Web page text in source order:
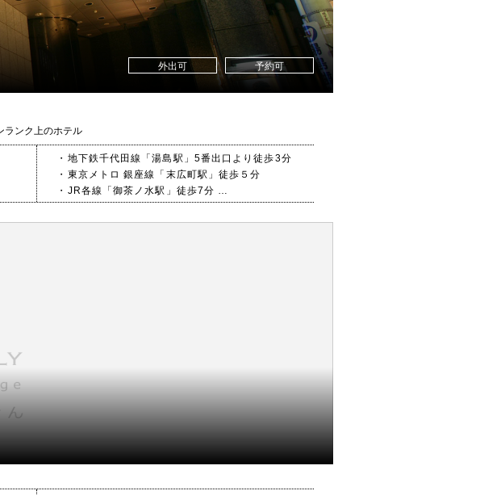
外出可 予約可
ランク上のホテル
・地下鉄千代田線「湯島駅」5番出口より徒歩3分
・東京メトロ 銀座線「末広町駅」徒歩５分
・JR各線「御茶ノ水駅」徒歩7分